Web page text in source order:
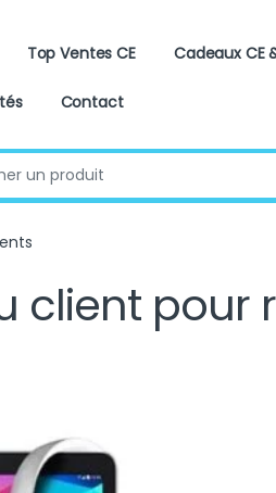
Top Ventes CE Cadeaux CE
Contact
client pour